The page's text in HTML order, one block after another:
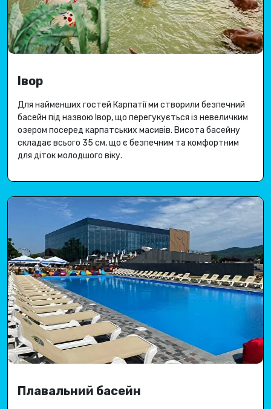
Івор
Для найменших гостей Карпатії ми створили безпечний
басейн під назвою Івор, що перегукується із невеличким
озером посеред карпатських масивів. Висота басейну
складає всього 35 см, що є безпечним та комфортним
для діток молодшого віку.
Плавальний басейн